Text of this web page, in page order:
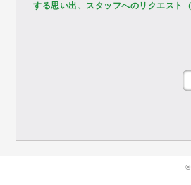
する思い出、スタッフへのリクエスト
©